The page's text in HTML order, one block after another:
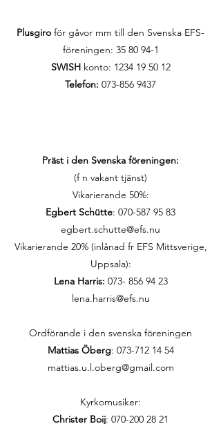
Plusgiro för gåvor mm till den Svenska EFS-
föreningen: 35 80 94-1
SWISHkonto: 1234 19 50 12
Telefon: 073-856 9437
Präst i den Svenska föreningen:
(f n vakant tjänst)
Vikarierande 50%:
Egbert Schütte: 070-587 95 83
egbert.schutte@efs.nu
Vikarierande 20% (inlånad fr EFS Mittsverige,
Uppsala):
Lena Harris: 073- 856 94 23
lena.harris@efs.nu
Ordförande i den svenska föreningen
Mattias Öberg: 073-712 14 54
mattias.u.l.oberg@gmail.com
Kyrkomusiker:
Christer Boij: 070-200 28 21